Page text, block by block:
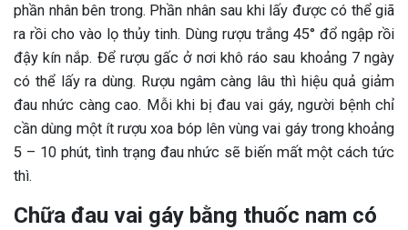
phần nhân bên trong. Phần nhân sau khi lấy được có thể giã
ra rồi cho vào lọ thủy tinh. Dùng rượu trắng 45° đổ ngập rồi
đậy kín nắp. Để rượu gấc ở nơi khô ráo sau khoảng 7 ngày
có thể lấy ra dùng. Rượu ngâm càng lâu thì hiệu quả giảm
đau nhức càng cao. Mỗi khi bị đau vai gáy, người bệnh chỉ
cần dùng một ít rượu xoa bóp lên vùng vai gáy trong khoảng
5 – 10 phút, tình trạng đau nhức sẽ biến mất một cách tức
thì.
Chữa đau vai gáy bằng thuốc nam có